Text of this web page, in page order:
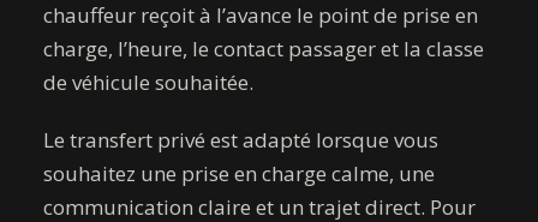
chauffeur reçoit à l’avance le point de prise en
charge, l’heure, le contact passager et la classe
de véhicule souhaitée.
Le transfert privé est adapté lorsque vous
souhaitez une prise en charge calme, une
communication claire et un trajet direct. Pour